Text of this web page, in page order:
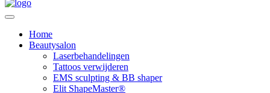
Home
Beautysalon
Laserbehandelingen
Tattoos verwijderen
EMS sculpting & BB shaper
Elit ShapeMaster®